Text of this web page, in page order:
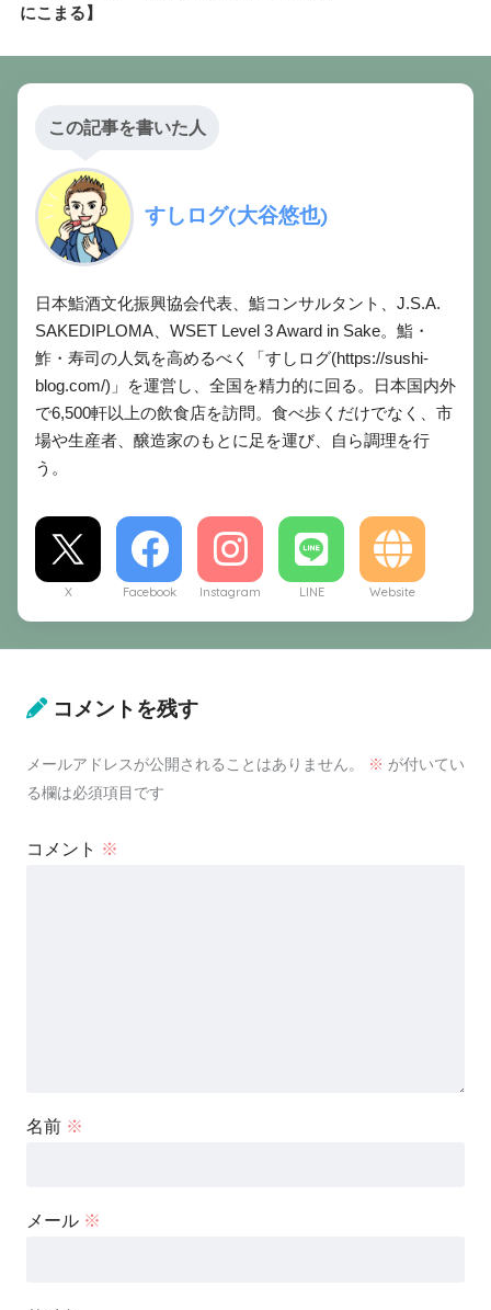
にこまる】
この記事を書いた人
すしログ(大谷悠也)
日本鮨酒文化振興協会代表、鮨コンサルタント、J.S.A.
SAKEDIPLOMA、WSET Level 3 Award in Sake。鮨・
鮓・寿司の人気を高めるべく「すしログ(https://sushi-
blog.com/)」を運営し、全国を精力的に回る。日本国内外
で6,500軒以上の飲食店を訪問。食べ歩くだけでなく、市
場や生産者、醸造家のもとに足を運び、自ら調理を行
う。
X Facebook Instagram LINE Website
コメントを残す
メールアドレスが公開されることはありません。 ※ が付いてい
る欄は必須項目です
コメント ※
名前 ※
メール ※